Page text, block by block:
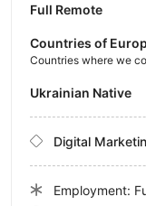
Full Remote
Countries of
Countries where we
Ukrainian Native
Digital
Employment: